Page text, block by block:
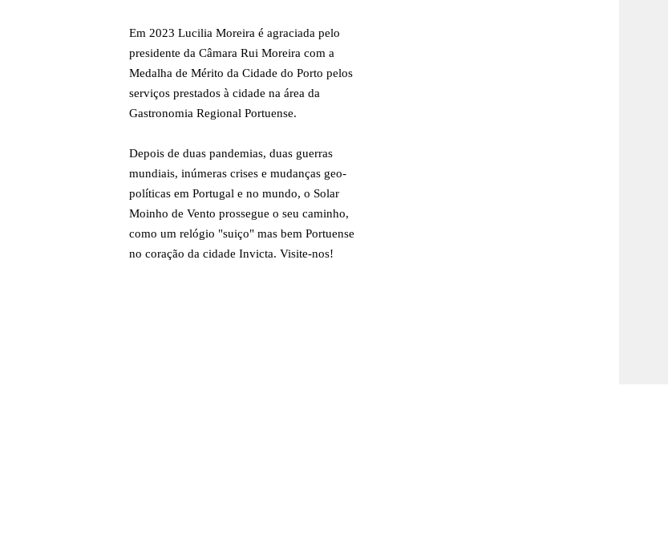
Em 2023 Lucilia Moreira é agraciada pelo
presidente da Câmara Rui Moreira com a
Medalha de Mérito da Cidade do Porto pelos
serviços prestados à cidade na área da
Gastronomia Regional Portuense.
Depois de duas pandemias, duas guerras
mundiais, inúmeras crises e mudanças geo-
políticas em Portugal e no mundo, o Solar
Moinho de Vento prossegue o seu caminho,
como um relógio "suiço" mas bem Portuense
no coração da cidade Invicta. Visite-nos!